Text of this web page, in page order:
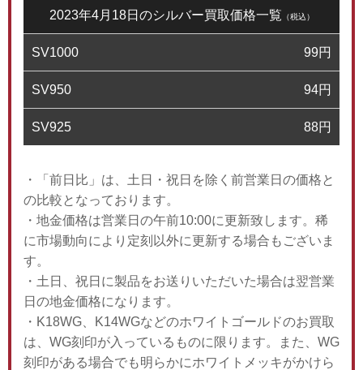
2023年4月18日のシルバー買取価格一覧 （税込）
SV1000 99円
SV950 94円
SV925 88円
・「前日比」は、土日・祝日を除く前営業日の価格と
の比較となっております。
・地金価格は営業日の午前10:00に更新致します。稀
に市場動向により定刻以外に更新する場合もございま
す。
・土日、祝日に製品をお送りいただいた場合は翌営業
日の地金価格になります。
・K18WG、K14WGなどのホワイトゴールドのお買取
は、WG刻印が入っているものに限ります。また、WG
刻印がある場合でも明らかにホワイトメッキがかけら